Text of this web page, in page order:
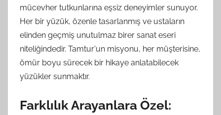
mücevher tutkunlarına eşsiz deneyimler sunuyor.
Her bir yüzük, özenle tasarlanmış ve ustaların
elinden geçmiş unutulmaz birer sanat eseri
niteliğindedir. Tamtur'un misyonu, her müşterisine,
ömür boyu sürecek bir hikaye anlatabilecek
yüzükler sunmaktır.
Farklılık Arayanlara Özel: